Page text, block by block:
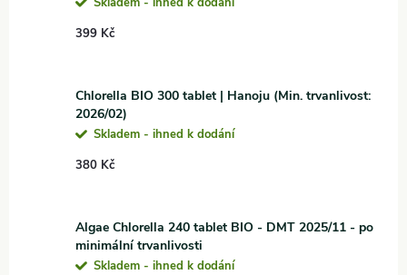
399 Kč
Chlorella BIO 300 tablet | Hanoju (Min. trvanlivost:
2026/02)
Skladem - ihned k dodání
380 Kč
Algae Chlorella 240 tablet BIO - DMT 2025/11 - po
minimální trvanlivosti
Skladem - ihned k dodání